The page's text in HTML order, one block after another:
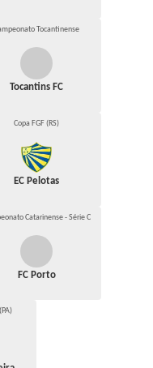
Tocantinense
Tocantins FC
Copa FGF (RS)
EC Pelotas
Catarinense - Série C
FC Porto